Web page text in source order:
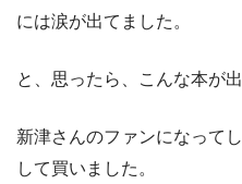
には涙が出てました。
と、思ったら、こんな本が
新津さんのファンになって
して買いました。